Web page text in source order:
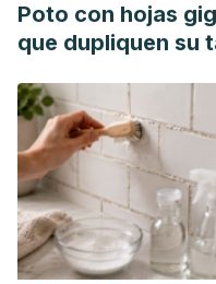
Poto con hojas
que dupliquen su